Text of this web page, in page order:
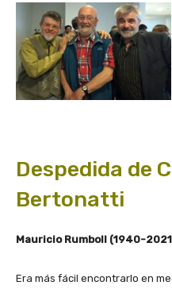
Despedida de
Bertonatti
Mauricio Rumboll (1940-
Era más fácil encontrarlo en